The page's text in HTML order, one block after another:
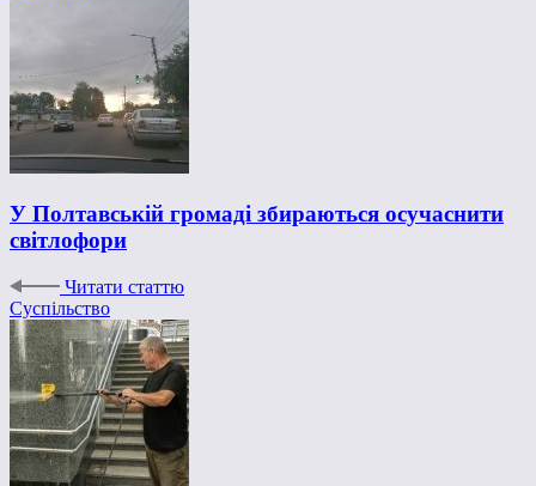
У Полтавській громаді збираються осучаснити
світлофори
Читати статтю
Суспільство